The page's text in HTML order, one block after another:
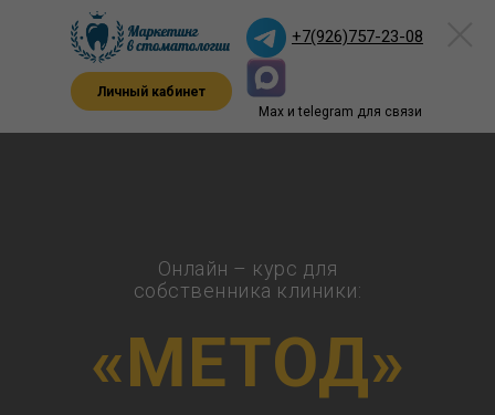
+7(926)757-23-08
Max и telegram для связи
Личный кабинет
«МЕТОД»
Онлайн – курс для
собственника клиники: